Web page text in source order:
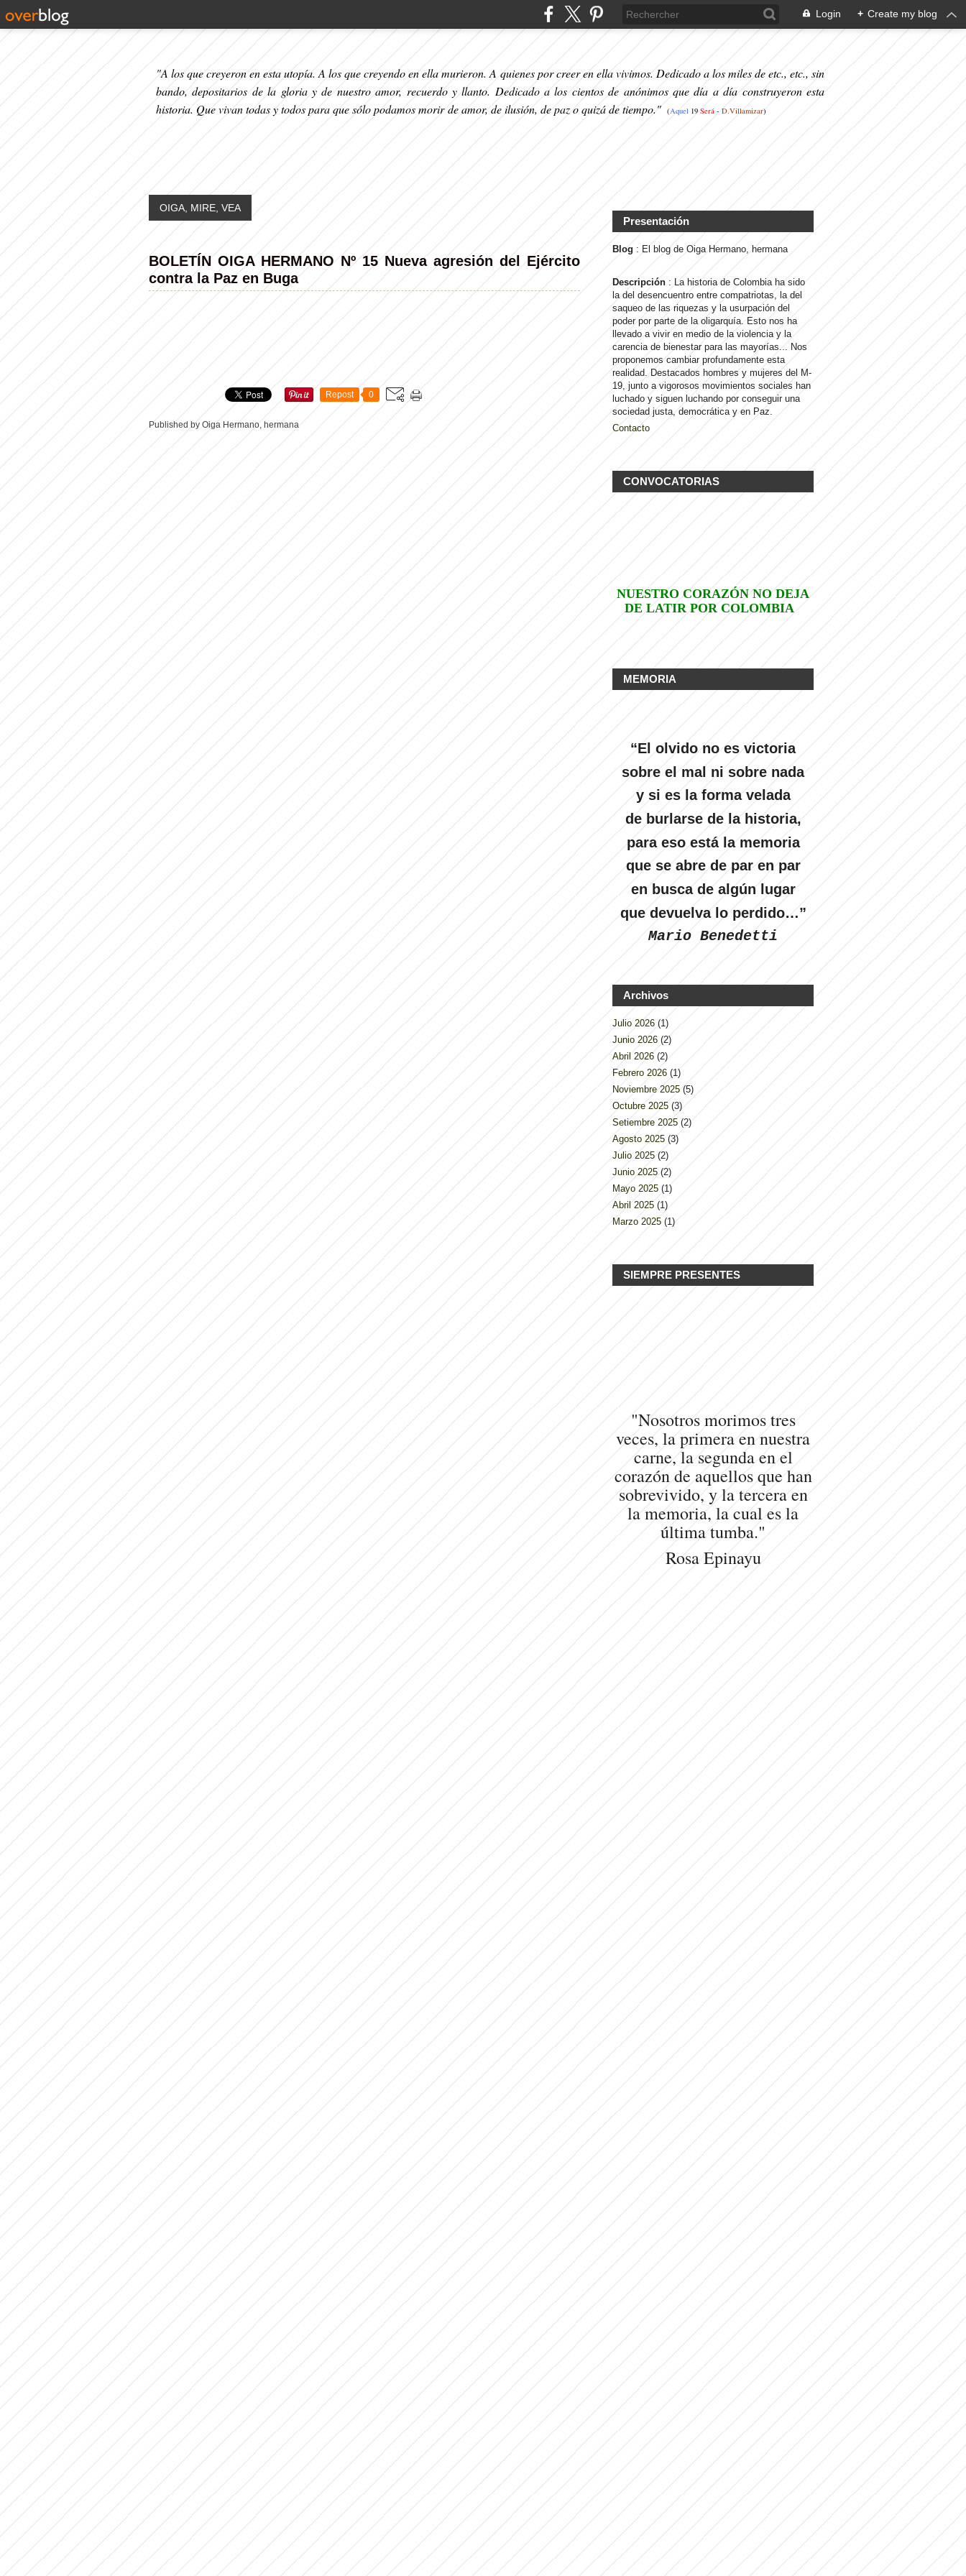
Login + Create my blog
"A los que creyeron en esta utopía. A los que creyendo en ella murieron. A quienes por creer en ella vivimos. Dedicado a los miles de etc., etc., sin
bando, depositarios de la gloria y de nuestro amor, recuerdo y llanto. Dedicado a los cientos de anónimos que día a día construyeron esta
historia. Que vivan todas y todos para que sólo podamos morir de amor, de ilusión, de paz o quizá de tiempo." (Aquel 19 Será - D.Villamizar)
OIGA, MIRE, VEA
BOLETÍN OIGA HERMANO Nº 15 Nueva agresión del Ejército
contra la Paz en Buga
Repost 0
Published by Oiga Hermano, hermana
Presentación
Blog : El blog de Oiga Hermano, hermana
Descripción : La historia de Colombia ha sido
la del desencuentro entre compatriotas, la del
saqueo de las riquezas y la usurpación del
poder por parte de la oligarquía. Esto nos ha
llevado a vivir en medio de la violencia y la
carencia de bienestar para las mayorías... Nos
proponemos cambiar profundamente esta
realidad. Destacados hombres y mujeres del M-
19, junto a vigorosos movimientos sociales han
luchado y siguen luchando por conseguir una
sociedad justa, democrática y en Paz.
Contacto
CONVOCATORIAS
NUESTRO CORAZÓN NO DEJA
DE LATIR POR COLOMBIA
MEMORIA
“El olvido no es victoria
sobre el mal ni sobre nada
y si es la forma velada
de burlarse de la historia,
para eso está la memoria
que se abre de par en par
en busca de algún lugar
que devuelva lo perdido…”
Mario Benedetti
Archivos
Julio 2026 (1)
Junio 2026 (2)
Abril 2026 (2)
Febrero 2026 (1)
Noviembre 2025 (5)
Octubre 2025 (3)
Setiembre 2025 (2)
Agosto 2025 (3)
Julio 2025 (2)
Junio 2025 (2)
Mayo 2025 (1)
Abril 2025 (1)
Marzo 2025 (1)
SIEMPRE PRESENTES
"Nosotros morimos tres
veces, la primera en nuestra
carne, la segunda en el
corazón de aquellos que han
sobrevivido, y la tercera en
la memoria, la cual es la
última tumba."
Rosa Epinayu